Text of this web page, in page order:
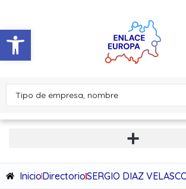
Abrir barra de herramientas
InicioDirectorioSERGIO DIAZ